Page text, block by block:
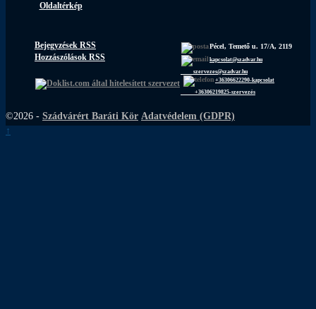
Oldaltérkép
Bejegyzések RSS
Hozzászólások RSS
Pécel, Temető u. 17/A, 2119
kapcsolat@szadvar.hu
szervezes@szadvar.hu
+36306622290-kapcsolat
+36306219825-szervezés
©2026 - Szádvárért Baráti Kör Adatvédelem (GDPR)
↑